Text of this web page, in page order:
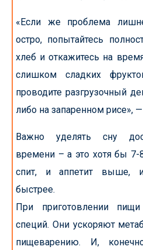
«Если же проблема
остро, попытайтесь
хлеб и откажитесь на
слишком сладких
проводите разгрузочный
либо на запаренном рисе»,
Важно уделять сну
времени – а это хотя бы 7-
спит, и аппетит выше,
быстрее.
При приготовлении
специй. Они ускоряют
пищеварению. И,